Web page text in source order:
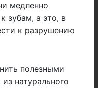
медленно
зубам, а это, в
к разрушению
полезными
натурального